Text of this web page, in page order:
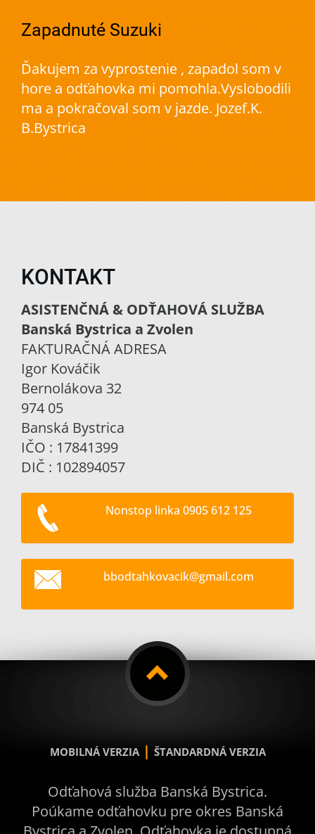
Zapadnuté Suzuki
Ďakujem za vyprostenie , zapadol som v
hore a odťahovka mi pomohla.Vyslobodili
ma a pokračoval som v jazde. Jozef.K.
B.Bystrica
KONTAKT
ASISTENČNÁ & ODŤAHOVÁ SLUŽBA
Banská Bystrica a Zvolen
FAKTURAČNÁ ADRESA
Igor Kováčik
Bernolákova 32
974 05
Banská Bystrica
IČO : 17841399
DIČ : 102894057
Nonstop linka 0905 612 125
bbodtahkovacik@gmail.com
MOBILNÁ VERZIA | ŠTANDARDNÁ VERZIA
Odťahová služba Banská Bystrica.
Poúkame odťahovku pre okres Banská